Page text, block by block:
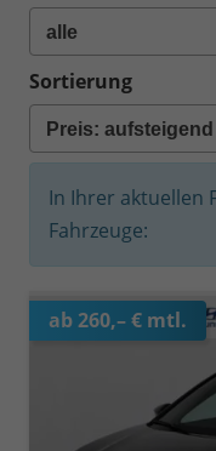
Sortierung
In Ihrer aktuellen
Fahrzeuge:
ab 260,– € mtl.